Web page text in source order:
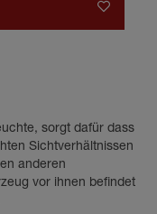
sorgt dafür dass
Sichtverhältnissen
anderen
vor ihnen befindet